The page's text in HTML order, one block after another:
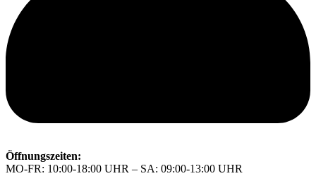
Öffnungszeiten:
MO-FR: 10:00-18:00 UHR – SA: 09:00-13:00 UHR